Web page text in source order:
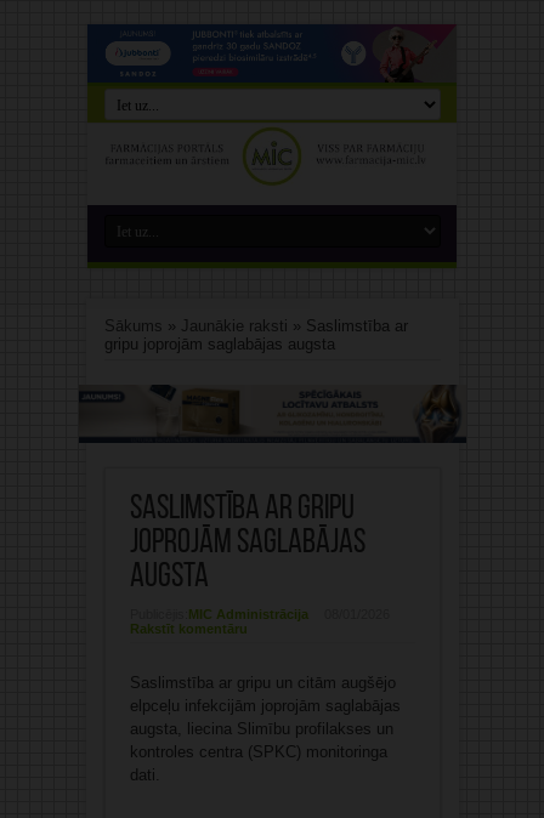
Sākums » Jaunākie raksti » Saslimstība ar
gripu joprojām saglabājas augsta
Saslimstība ar gripu
joprojām saglabājas
augsta
MIC Administrācija
Rakstīt komentāru
Saslimstība ar gripu un citām augšējo
elpceļu infekcijām joprojām saglabājas
augsta, liecina Slimību profilakses un
kontroles centra (SPKC) monitoringa
dati.